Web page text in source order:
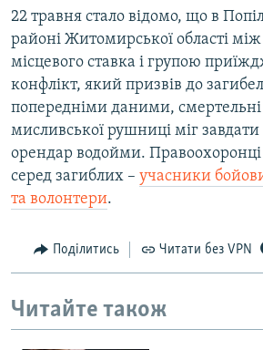
22 травня стало відомо, що в
районі Житомирської області
місцевого ставка і групою
конфлікт, який призвів до
попередніми даними, смертельні
мисливської рушниці міг
орендар водойми.
серед загиблих – учасники
та волонтери.
Поділитись Читати без VPN
Читайте також